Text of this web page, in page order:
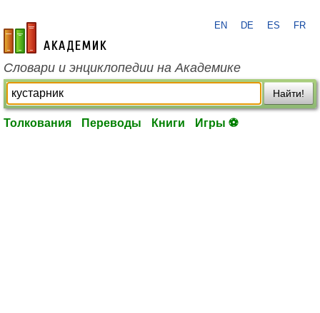
academic.ru
EN DE ES FR
Словари и энциклопедии на Академике
Найти!
Толкования Переводы Книги Игры ⚽